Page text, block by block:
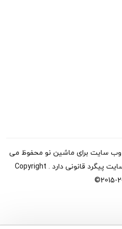
سایت برای ماشین نو محفوظ می
باشد ، هر گونه کپی برداری از سایت پیگرد قانونی دارد . Copyright
©2015-